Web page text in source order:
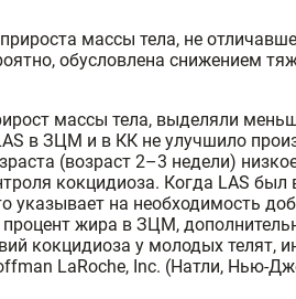
массы тела, не
обусловлена снижением
массы тела, выделяли
в ЗЦМ и в КК не улучшило
(возраст 2–3 недели)
кокцидиоза. Когда LAS
указывает на необходимость
жира в ЗЦМ,
кокцидиоза у молодых телят,
LaRoche, Inc. (Натли, Нью-